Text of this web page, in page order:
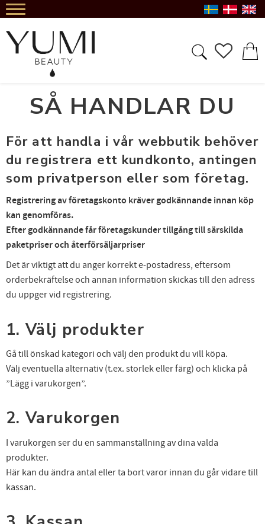
SÅ HANDLAR DU
För att handla i vår webbutik behöver
du registrera ett kundkonto, antingen
som privatperson eller som företag.
Registrering av företagskonto kräver godkännande innan köp
kan genomföras.
Efter godkännande får företagskunder tillgång till särskilda
paketpriser och återförsäljarpriser
Det är viktigt att du anger korrekt e-postadress, eftersom
orderbekräftelse och annan information skickas till den adress
du uppger vid registrering.
1. Välj produkter
Gå till önskad kategori och välj den produkt du vill köpa.
Välj eventuella alternativ (t.ex. storlek eller färg) och klicka på
”Lägg i varukorgen”.
2. Varukorgen
I varukorgen ser du en sammanställning av dina valda
produkter.
Här kan du ändra antal eller ta bort varor innan du går vidare till
kassan.